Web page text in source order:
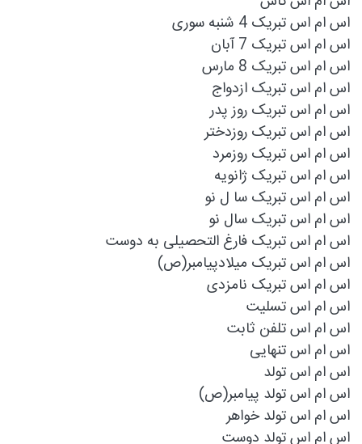
اس ام اس تبریک 4 شنبه سوری
اس ام اس تبریک 7 آبان
اس ام اس تبریک 8 مارس
اس ام اس تبریک ازدواج
اس ام اس تبریک روز پدر
اس ام اس تبریک روزدختر
اس ام اس تبریک روزمرد
اس ام اس تبریک ژانویه
اس ام اس تبریک سا ل نو
اس ام اس تبریک سال نو
اس ام اس تبریک فارغ التحصیلی به دوست
اس ام اس تبریک میلادپیامبر(ص)
اس ام اس تبریک نامزدی
اس ام اس تسليت
اس ام اس تلفن ثابت
اس ام اس تنهایی
اس ام اس تولد
اس ام اس تولد پیامبر(ص)
اس ام اس تولد خواهر
اس ام اس تولد دوست